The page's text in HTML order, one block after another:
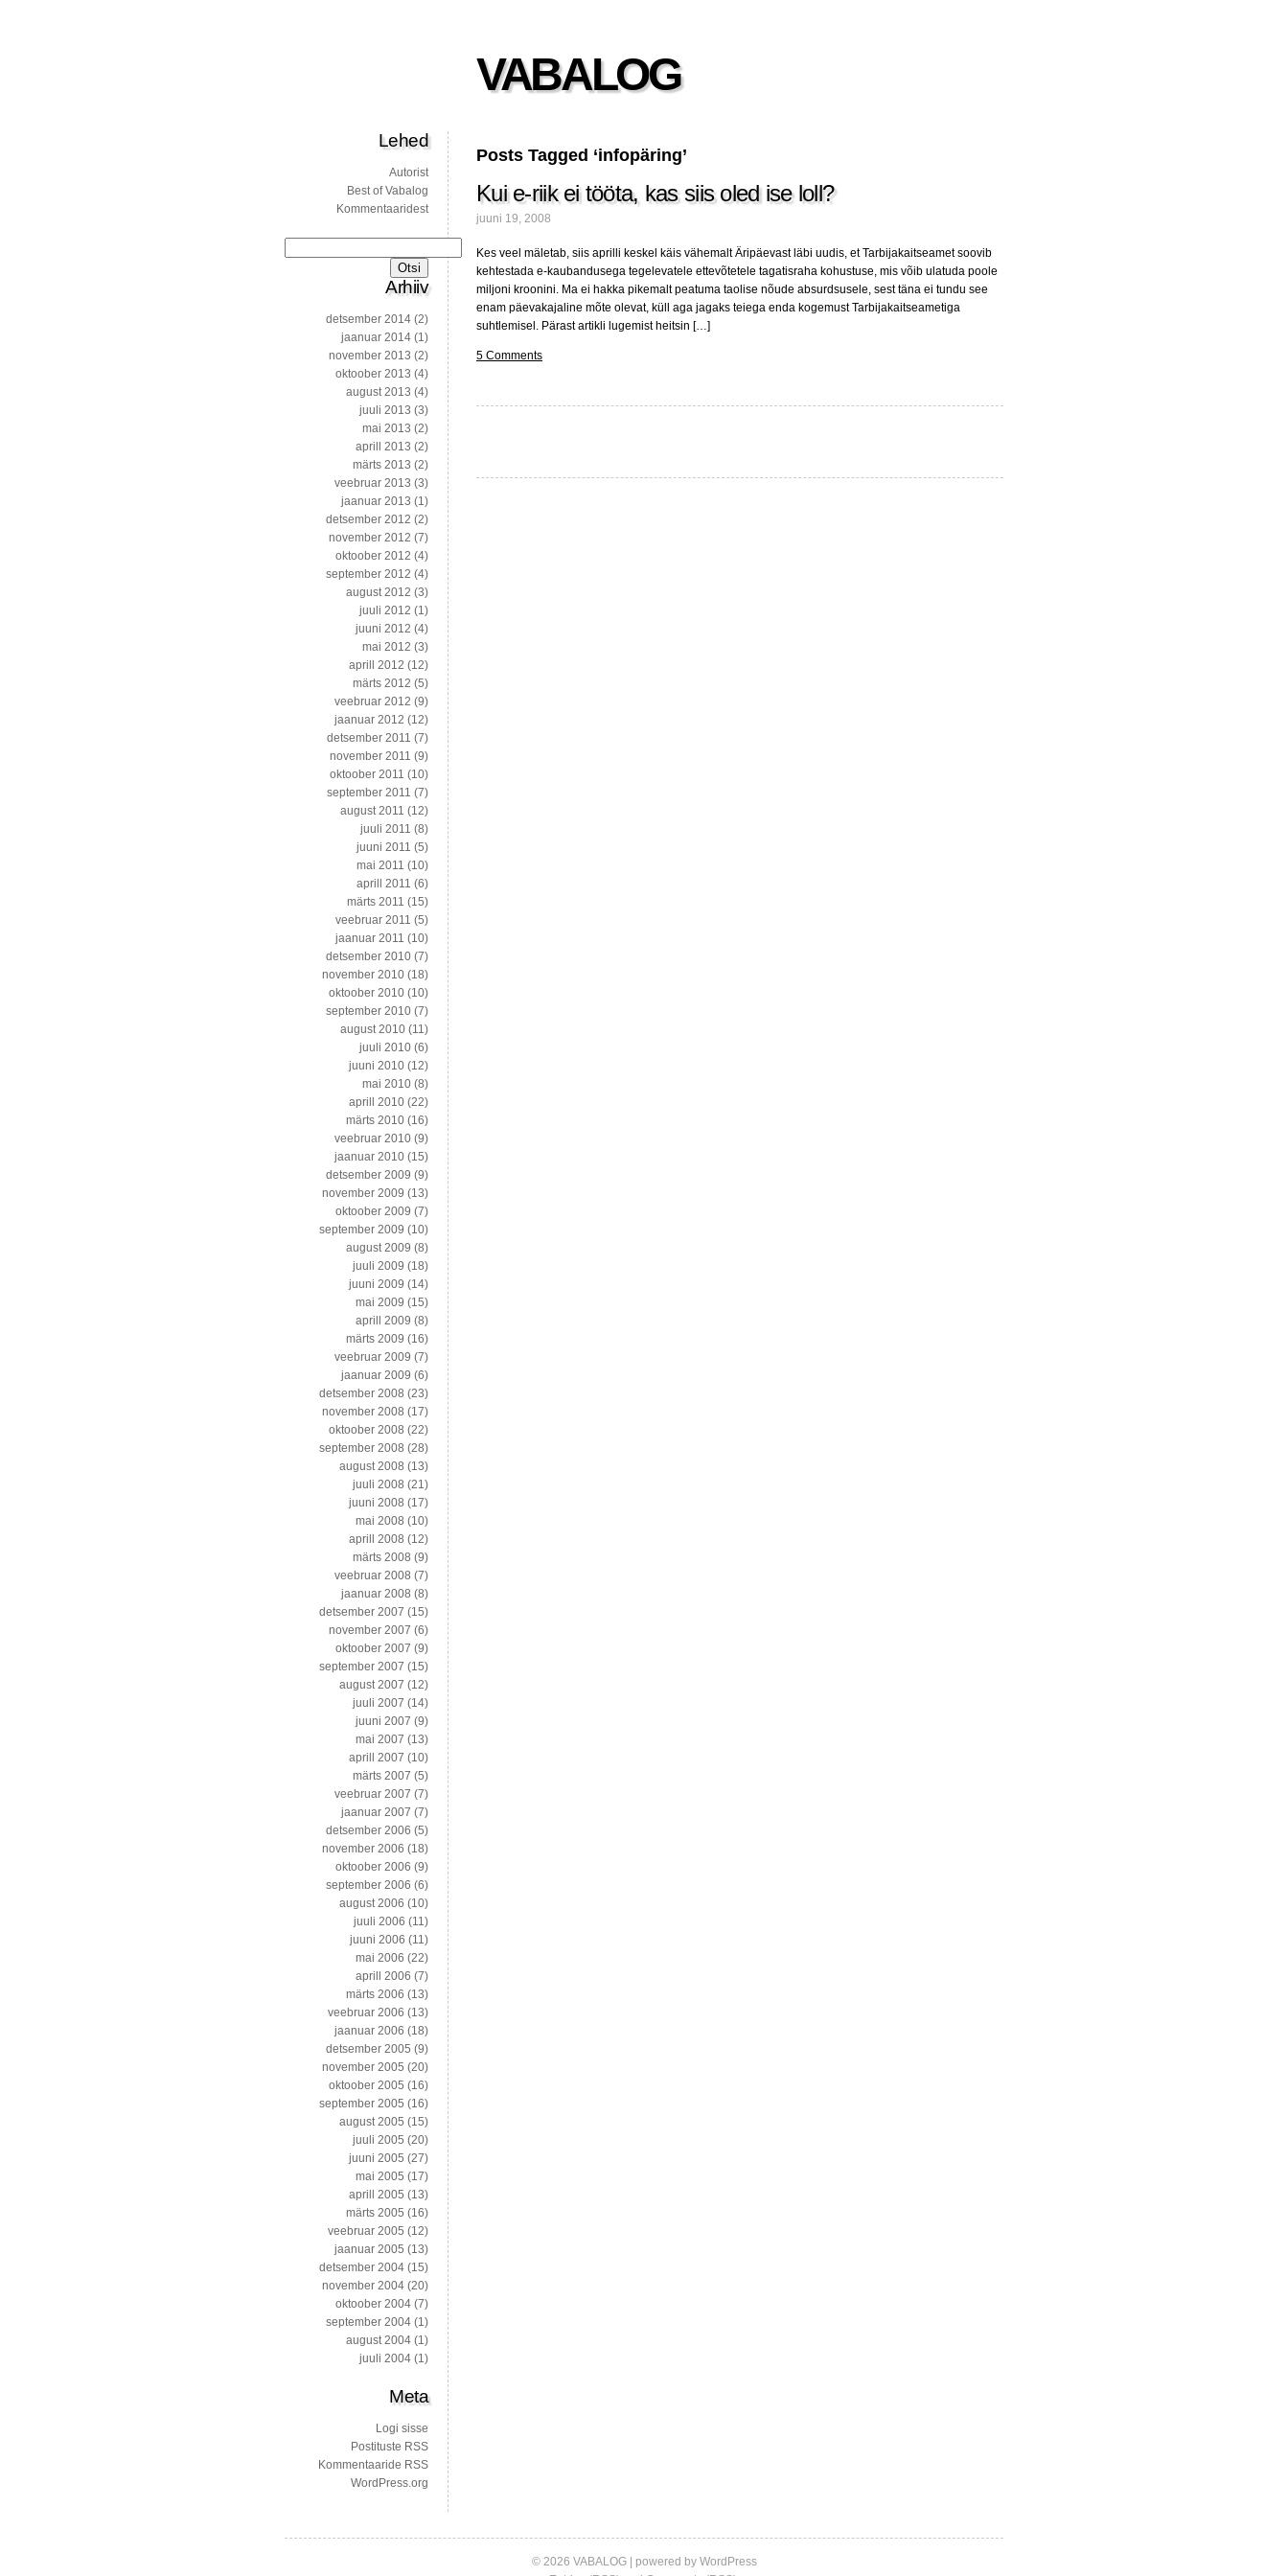
VABALOG
Posts Tagged ‘infopäring’
Kui e-riik ei tööta, kas siis oled ise loll?
juuni 19, 2008
Kes veel mäletab, siis aprilli keskel käis vähemalt Äripäevast läbi uudis, et Tarbijakaitseamet soovib
kehtestada e-kaubandusega tegelevatele ettevõtetele tagatisraha kohustuse, mis võib ulatuda poole
miljoni kroonini. Ma ei hakka pikemalt peatuma taolise nõude absurdsusele, sest täna ei tundu see
enam päevakajaline mõte olevat, küll aga jagaks teiega enda kogemust Tarbijakaitseametiga
suhtlemisel. Pärast artikli lugemist heitsin […]
5 Comments
Lehed
Autorist
Best of Vabalog
Kommentaaridest
Arhiiv
detsember 2014 (2)
jaanuar 2014 (1)
november 2013 (2)
oktoober 2013 (4)
august 2013 (4)
juuli 2013 (3)
mai 2013 (2)
aprill 2013 (2)
märts 2013 (2)
veebruar 2013 (3)
jaanuar 2013 (1)
detsember 2012 (2)
november 2012 (7)
oktoober 2012 (4)
september 2012 (4)
august 2012 (3)
juuli 2012 (1)
juuni 2012 (4)
mai 2012 (3)
aprill 2012 (12)
märts 2012 (5)
veebruar 2012 (9)
jaanuar 2012 (12)
detsember 2011 (7)
november 2011 (9)
oktoober 2011 (10)
september 2011 (7)
august 2011 (12)
juuli 2011 (8)
juuni 2011 (5)
mai 2011 (10)
aprill 2011 (6)
märts 2011 (15)
veebruar 2011 (5)
jaanuar 2011 (10)
detsember 2010 (7)
november 2010 (18)
oktoober 2010 (10)
september 2010 (7)
august 2010 (11)
juuli 2010 (6)
juuni 2010 (12)
mai 2010 (8)
aprill 2010 (22)
märts 2010 (16)
veebruar 2010 (9)
jaanuar 2010 (15)
detsember 2009 (9)
november 2009 (13)
oktoober 2009 (7)
september 2009 (10)
august 2009 (8)
juuli 2009 (18)
juuni 2009 (14)
mai 2009 (15)
aprill 2009 (8)
märts 2009 (16)
veebruar 2009 (7)
jaanuar 2009 (6)
detsember 2008 (23)
november 2008 (17)
oktoober 2008 (22)
september 2008 (28)
august 2008 (13)
juuli 2008 (21)
juuni 2008 (17)
mai 2008 (10)
aprill 2008 (12)
märts 2008 (9)
veebruar 2008 (7)
jaanuar 2008 (8)
detsember 2007 (15)
november 2007 (6)
oktoober 2007 (9)
september 2007 (15)
august 2007 (12)
juuli 2007 (14)
juuni 2007 (9)
mai 2007 (13)
aprill 2007 (10)
märts 2007 (5)
veebruar 2007 (7)
jaanuar 2007 (7)
detsember 2006 (5)
november 2006 (18)
oktoober 2006 (9)
september 2006 (6)
august 2006 (10)
juuli 2006 (11)
juuni 2006 (11)
mai 2006 (22)
aprill 2006 (7)
märts 2006 (13)
veebruar 2006 (13)
jaanuar 2006 (18)
detsember 2005 (9)
november 2005 (20)
oktoober 2005 (16)
september 2005 (16)
august 2005 (15)
juuli 2005 (20)
juuni 2005 (27)
mai 2005 (17)
aprill 2005 (13)
märts 2005 (16)
veebruar 2005 (12)
jaanuar 2005 (13)
detsember 2004 (15)
november 2004 (20)
oktoober 2004 (7)
september 2004 (1)
august 2004 (1)
juuli 2004 (1)
Meta
Logi sisse
Postituste RSS
Kommentaaride RSS
WordPress.org
© 2026 VABALOG | powered by WordPress